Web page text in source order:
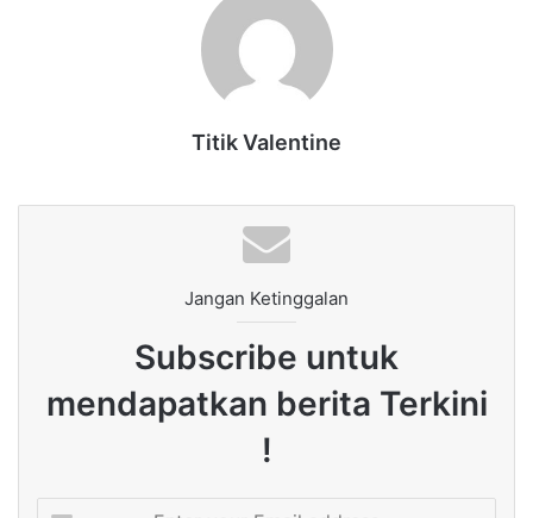
Titik Valentine
Jangan Ketinggalan
Subscribe untuk
mendapatkan berita Terkini
!